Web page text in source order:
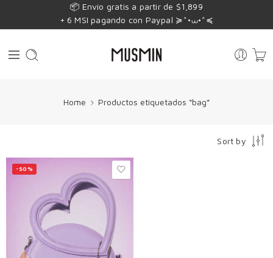
📦 Envío gratis a partir de $1,899
+ 6 MSI pagando con Paypal ≽^•⩊•^≼
Home Productos etiquetados “bag”
Sort by
-50%